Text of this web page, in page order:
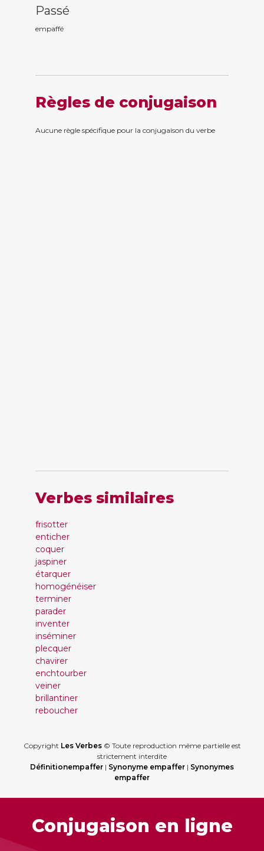
Passé
empaffé
Règles de conjugaison
Aucune règle spécifique pour la conjugaison du verbe
Verbes similaires
frisotter
enticher
coquer
jaspiner
étarquer
homogénéiser
terminer
parader
inventer
inséminer
plecquer
chavirer
enchtourber
veiner
brillantiner
reboucher
Copyright Les Verbes© Toute reproduction même partielle est
strictement interdite
Définitionempaffer | Synonyme empaffer | Synonymes
empaffer
Conjugaison en ligne